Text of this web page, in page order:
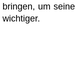
bringen, um
wichtiger.